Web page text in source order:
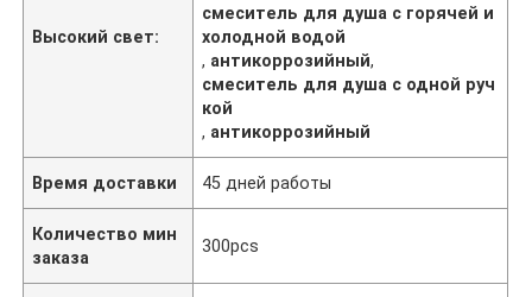
Высокий свет:
смеситель для душа с горячей и
холодной водой
, антикоррозийный,
смеситель для душа с одной руч
кой
, антикоррозийный
Время доставки 45 дней работы
Количество мин
заказа
300pcs